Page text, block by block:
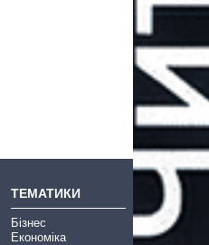
ТЕМАТИКИ
Бізнес
Економіка